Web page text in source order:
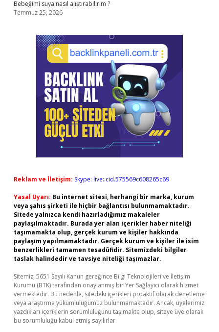
Bebeğimi suya nasıl alıştırabilirim ?
Temmuz 25, 2026
Reklam ve İletişim: Skype: live:.cid.575569c608265c69
Yasal Uyarı: Bu internet sitesi, herhangi bir marka, kurum
veya şahıs şirketi ile hiçbir bağlantısı bulunmamaktadır.
Sitede yalnızca kendi hazırladığımız makaleler
paylaşılmaktadır. Burada yer alan içerikler haber niteliği
taşımamakta olup, gerçek kurum ve kişiler hakkında
paylaşım yapılmamaktadır. Gerçek kurum ve kişiler ile isim
benzerlikleri tamamen tesadüfidir. Sitemizdeki bilgiler
taslak halindedir ve tavsiye niteliği taşımazlar.
Sitemiz, 5651 Sayılı Kanun gereğince Bilgi Teknolojileri ve İletişim
Kurumu (BTK) tarafından onaylanmış bir Yer Sağlayıcı olarak hizmet
vermektedir. Bu nedenle, sitedeki içerikleri proaktif olarak denetleme
veya araştırma yükümlülüğümüz bulunmamaktadır. Ancak, üyelerimiz
yazdıkları içeriklerin sorumluluğunu taşımakta olup, siteye üye olarak
bu sorumluluğu kabul etmiş sayılırlar.